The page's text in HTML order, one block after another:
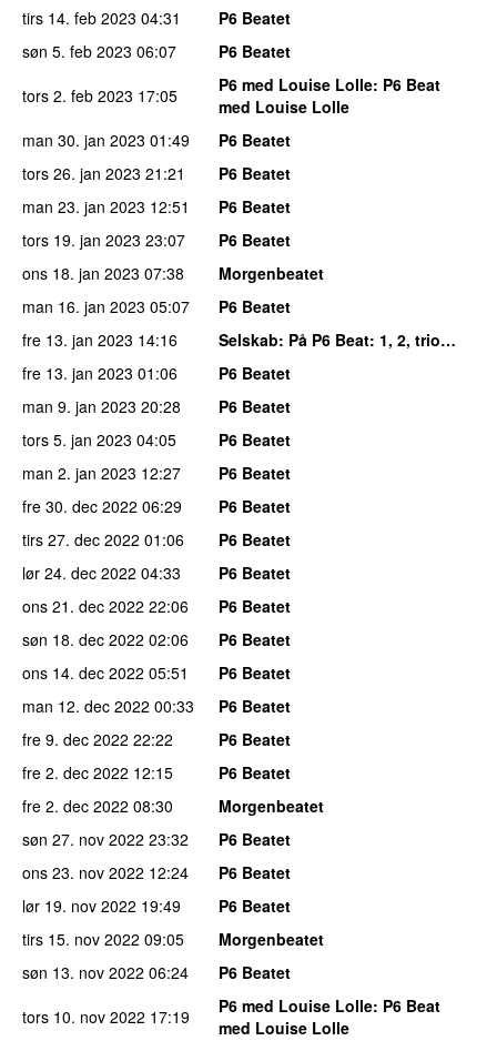
tirs 14. feb 2023 04:31
P6 Beatet
søn 5. feb 2023 06:07
P6 Beatet
tors 2. feb 2023 17:05 P6 med Louise Lolle: P6 Beat
med Louise Lolle
man 30. jan 2023 01:49
P6 Beatet
tors 26. jan 2023 21:21
P6 Beatet
man 23. jan 2023 12:51
P6 Beatet
tors 19. jan 2023 23:07
P6 Beatet
ons 18. jan 2023 07:38
Morgenbeatet
man 16. jan 2023 05:07
P6 Beatet
fre 13. jan 2023 14:16 Selskab: På P6 Beat: 1, 2, trio…
fre 13. jan 2023 01:06
P6 Beatet
man 9. jan 2023 20:28
P6 Beatet
tors 5. jan 2023 04:05
P6 Beatet
man 2. jan 2023 12:27
P6 Beatet
fre 30. dec 2022 06:29
P6 Beatet
tirs 27. dec 2022 01:06
P6 Beatet
lør 24. dec 2022 04:33
P6 Beatet
ons 21. dec 2022 22:06
P6 Beatet
søn 18. dec 2022 02:06
P6 Beatet
ons 14. dec 2022 05:51
P6 Beatet
man 12. dec 2022 00:33
P6 Beatet
fre 9. dec 2022 22:22
P6 Beatet
fre 2. dec 2022 12:15
P6 Beatet
fre 2. dec 2022 08:30
Morgenbeatet
søn 27. nov 2022 23:32
P6 Beatet
ons 23. nov 2022 12:24
P6 Beatet
lør 19. nov 2022 19:49
P6 Beatet
tirs 15. nov 2022 09:05
Morgenbeatet
søn 13. nov 2022 06:24
P6 Beatet
tors 10. nov 2022 17:19 P6 med Louise Lolle: P6 Beat
med Louise Lolle